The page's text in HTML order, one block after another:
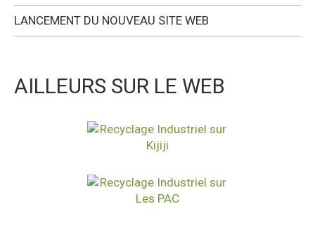
LANCEMENT DU NOUVEAU SITE WEB
AILLEURS SUR LE WEB